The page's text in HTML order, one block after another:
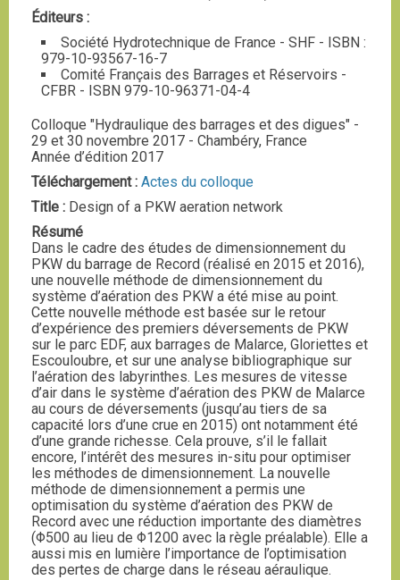
Éditeurs :
Société Hydrotechnique de France - SHF - ISBN :
979-10-93567-16-7
Comité Français des Barrages et Réservoirs -
CFBR - ISBN 979-10-96371-04-4
Colloque "Hydraulique des barrages et des digues" -
29 et 30 novembre 2017 - Chambéry, France
Année d’édition 2017
Téléchargement : Actes du colloque
Title : Design of a PKW aeration network
Résumé
Dans le cadre des études de dimensionnement du
PKW du barrage de Record (réalisé en 2015 et 2016),
une nouvelle méthode de dimensionnement du
système d’aération des PKW a été mise au point.
Cette nouvelle méthode est basée sur le retour
d’expérience des premiers déversements de PKW
sur le parc EDF, aux barrages de Malarce, Gloriettes et
Escouloubre, et sur une analyse bibliographique sur
l’aération des labyrinthes. Les mesures de vitesse
d’air dans le système d’aération des PKW de Malarce
au cours de déversements (jusqu’au tiers de sa
capacité lors d’une crue en 2015) ont notamment été
d’une grande richesse. Cela prouve, s’il le fallait
encore, l’intérêt des mesures in-situ pour optimiser
les méthodes de dimensionnement. La nouvelle
méthode de dimensionnement a permis une
optimisation du système d’aération des PKW de
Record avec une réduction importante des diamètres
(Φ500 au lieu de Φ1200 avec la règle préalable). Elle a
aussi mis en lumière l’importance de l’optimisation
des pertes de charge dans le réseau aéraulique.